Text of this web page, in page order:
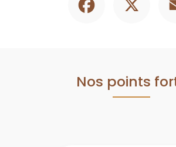
Nos points